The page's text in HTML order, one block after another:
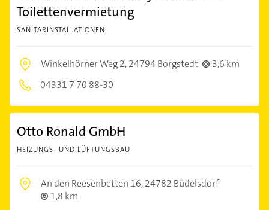
Toilettenvermietung
SANITÄRINSTALLATIONEN
Winkelhörner Weg 2,24794 Borgstedt
3,6 km
04331 7 70 88-30
Otto Ronald GmbH
HEIZUNGS- UND LÜFTUNGSBAU
An den Reesenbetten 16,24782 Büdelsdorf
1,8 km